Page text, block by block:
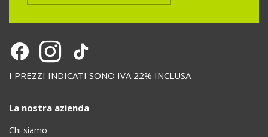
I PREZZI INDICATI SONO IVA 22% INCLUSA
La nostra azienda
Chi siamo